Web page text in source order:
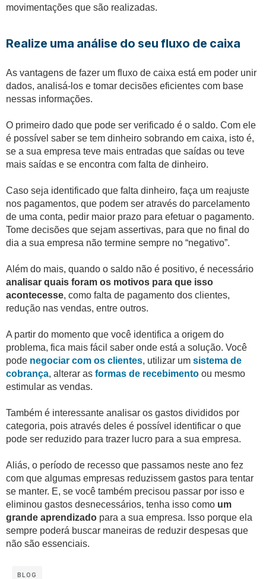
movimentações que são realizadas.
Realize uma análise do seu fluxo de caixa
As vantagens de fazer um fluxo de caixa está em poder unir
dados, analisá-los e tomar decisões eficientes com base
nessas informações.
O primeiro dado que pode ser verificado é o saldo. Com ele
é possível saber se tem dinheiro sobrando em caixa, isto é,
se a sua empresa teve mais entradas que saídas ou teve
mais saídas e se encontra com falta de dinheiro.
Caso seja identificado que falta dinheiro, faça um reajuste
nos pagamentos, que podem ser através do parcelamento
de uma conta, pedir maior prazo para efetuar o pagamento.
Tome decisões que sejam assertivas, para que no final do
dia a sua empresa não termine sempre no “negativo”.
Além do mais, quando o saldo não é positivo, é necessário
analisar quais foram os motivos para que isso
acontecesse, como falta de pagamento dos clientes,
redução nas vendas, entre outros.
A partir do momento que você identifica a origem do
problema, fica mais fácil saber onde está a solução. Você
pode negociar com os clientes, utilizar um sistema de
cobrança, alterar as formas de recebimento ou mesmo
estimular as vendas.
Também é interessante analisar os gastos divididos por
categoria, pois através deles é possível identificar o que
pode ser reduzido para trazer lucro para a sua empresa.
Aliás, o período de recesso que passamos neste ano fez
com que algumas empresas reduzissem gastos para tentar
se manter. E, se você também precisou passar por isso e
eliminou gastos desnecessários, tenha isso como um
grande aprendizado para a sua empresa. Isso porque ela
sempre poderá buscar maneiras de reduzir despesas que
não são essenciais.
BLOG